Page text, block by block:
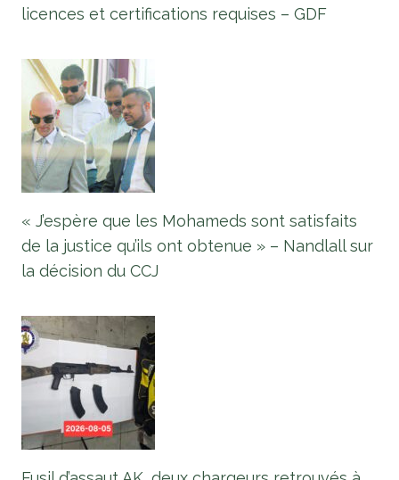
licences et certifications requises – GDF
« J’espère que les Mohameds sont satisfaits
de la justice qu’ils ont obtenue » – Nandlall sur
la décision du CCJ